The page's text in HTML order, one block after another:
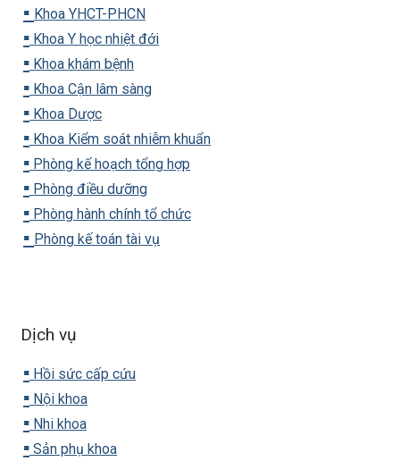
▪️ Khoa YHCT-PHCN
▪️ Khoa Y học nhiệt đới
▪️ Khoa khám bệnh
▪️ Khoa Cận lâm sàng
▪️ Khoa Dược
▪️ Khoa Kiểm soát nhiễm khuẩn
▪️ Phòng kế hoạch tổng hợp
▪️ Phòng điều dưỡng
▪️ Phòng hành chính tổ chức
▪️ Phòng kế toán tài vụ
Dịch vụ
▪️ Hồi sức cấp cứu
▪️ Nội khoa
▪️ Nhi khoa
▪️ Sản phụ khoa